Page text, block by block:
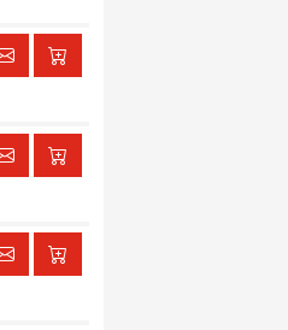
lokalizacji
lokalizacji
lokalizacji